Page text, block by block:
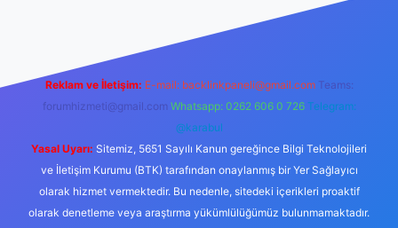
Reklam ve İletişim: E-mail: backlinkpaneli@gmail.com Teams:
forumhizmeti@gmail.com Whatsapp: 0262 606 0 726 Telegram:
@karabul
Yasal Uyarı: Sitemiz, 5651 Sayılı Kanun gereğince Bilgi Teknolojileri
ve İletişim Kurumu (BTK) tarafından onaylanmış bir Yer Sağlayıcı
olarak hizmet vermektedir. Bu nedenle, sitedeki içerikleri proaktif
olarak denetleme veya araştırma yükümlülüğümüz bulunmamaktadır.